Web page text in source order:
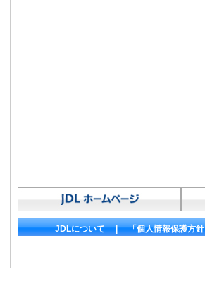
JDLについて|「個人情報保護方